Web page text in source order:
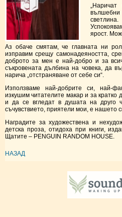
„Наричат
ярост.
Аз обаче смятам, че главната ни
изправим срещу самонадеяността,
доброто за мен е най-добро и за
съкровената дълбина на човека, да
нарича „отстраняване от себе си“.
Използваме най-добрите си, най-
изкушим читателите макар и за кратко
и да се вгледат в душата на друго
съчувствието, приятели мои, е нашето
Наградите за художествена и
детска проза, отидоха при книги,
Щатите – PENGUIN RANDOM HOUSE.
НАЗАД